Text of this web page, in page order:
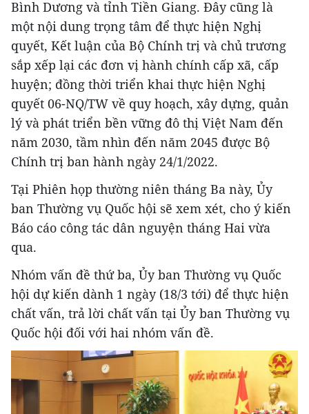
Bình Dương và tỉnh Tiền Giang. Đây cũng là
một nội dung trọng tâm để thực hiện Nghị
quyết, Kết luận của Bộ Chính trị và chủ trương
sắp xếp lại các đơn vị hành chính cấp xã, cấp
huyện; đồng thời triển khai thực hiện Nghị
quyết 06-NQ/TW về quy hoạch, xây dựng, quản
lý và phát triển bền vững đô thị Việt Nam đến
năm 2030, tầm nhìn đến năm 2045 được Bộ
Chính trị ban hành ngày 24/1/2022.
Tại Phiên họp thường niên tháng Ba này, Ủy
ban Thường vụ Quốc hội sẽ xem xét, cho ý kiến
Báo cáo công tác dân nguyện tháng Hai vừa
qua.
Nhóm vấn đề thứ ba, Ủy ban Thường vụ Quốc
hội dự kiến dành 1 ngày (18/3 tới) để thực hiện
chất vấn, trả lời chất vấn tại Ủy ban Thường vụ
Quốc hội đối với hai nhóm vấn đề.